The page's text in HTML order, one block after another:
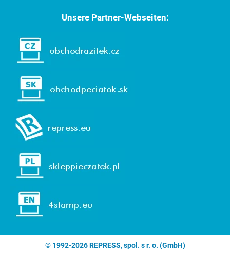
Unsere Partner-Webseiten:
© 1992-2026 REPRESS, spol. s r. o. (GmbH)